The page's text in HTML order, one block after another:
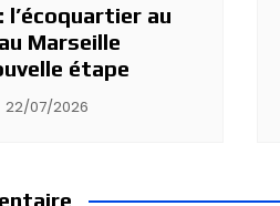
l’écoquartier au
Marseille
étape
22/07/2026